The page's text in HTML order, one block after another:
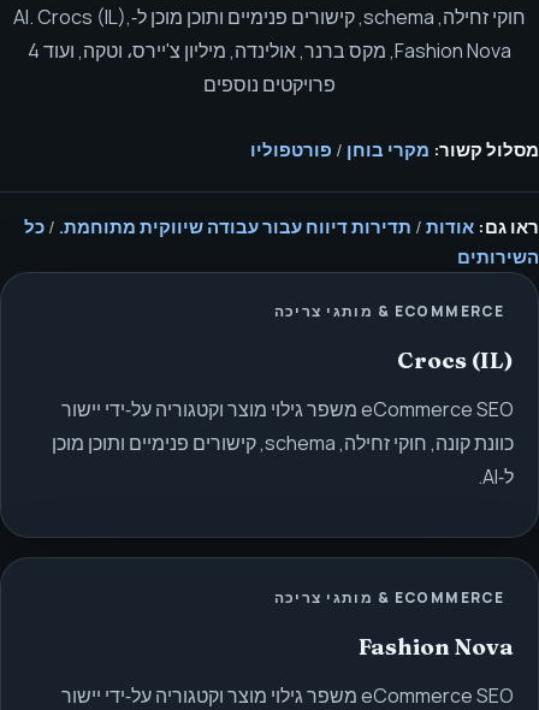
חוקי זחילה, schema, קישורים פנימיים ותוכן מוכן ל‑AI.
Crocs (IL),
Fashion Nova, מקס ברנר, אולינדה, מיליון צ'יירס، וטקה, ועוד 4
פרויקטים נוספים
מסלול קשור: מקרי בוחן / פורטפוליו
ראו גם: אודות / תדירות דיווח עבור עבודה שיווקית מתוחמת. / כל
השירותים
ECOMMERCE & מותגי צריכה
Crocs (IL)
eCommerce SEO משפר גילוי מוצר וקטגוריה על‑ידי יישור
כוונת קונה, חוקי זחילה, schema, קישורים פנימיים ותוכן מוכן
ל‑AI.
ECOMMERCE & מותגי צריכה
Fashion Nova
eCommerce SEO משפר גילוי מוצר וקטגוריה על‑ידי יישור